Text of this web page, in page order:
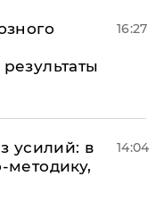
16:27
усилий: в
методику,
14:04